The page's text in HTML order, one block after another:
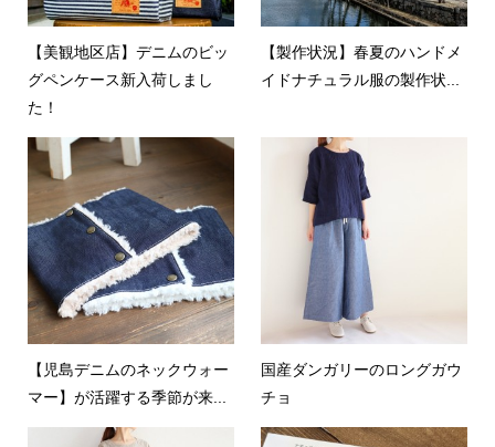
【美観地区店】デニムのビッ
グペンケース新入荷しまし
た！
【製作状況】春夏のハンドメ
イドナチュラル服の製作状...
【児島デニムのネックウォー
マー】が活躍する季節が来...
国産ダンガリーのロングガウ
チョ